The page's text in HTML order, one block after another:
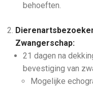
behoeften.
Zwangerschap:
21 dagen na
bevestiging van
Mogelijke